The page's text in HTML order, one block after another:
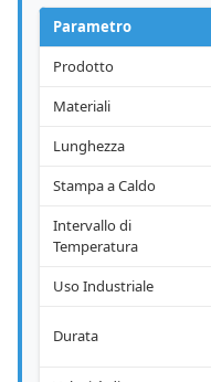
Parametro
Prodotto
Materiali
Lunghezza
Stampa a Caldo
Intervallo di
Temperatura
Uso Industriale
Durata